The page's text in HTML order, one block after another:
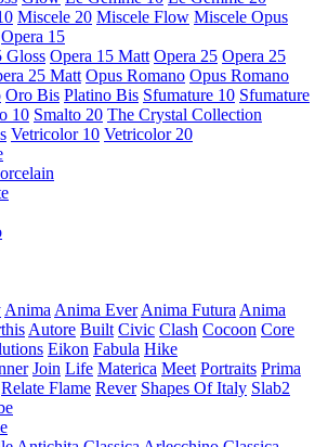
Miscele 20 Miscele Flow Miscele Opus
Opera 15
Gloss Opera 15 Matt Opera 25 Opera 25
25 Matt Opus Romano Opus Romano
Oro Bis Platino Bis Sfumature 10 Sfumature
10 Smalto 20 The Crystal Collection
Vetricolor 10 Vetricolor 20
Anima Anima Ever Anima Futura Anima
Autore Built Civic Clash Cocoon Core
Eikon Fabula Hike
Join Life Materica Meet Portraits Prima
Relate Flame Rever Shapes Of Italy Slab2